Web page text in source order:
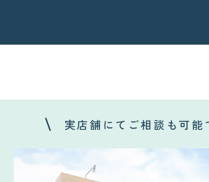
実店舗にてご相談も可能